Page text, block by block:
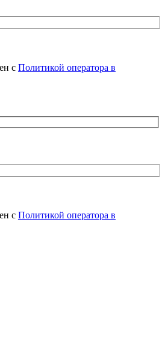
с Политикой оператора в
с Политикой оператора в